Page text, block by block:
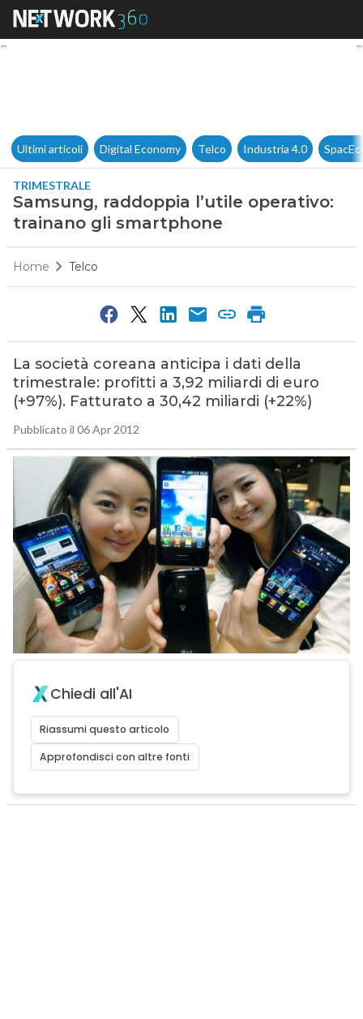
Samsung, raddoppia l’utile
Ultimi articoli Digital Economy Telco Industria 4.0
TRIMESTRALE
Samsung, raddoppia l’utile operativo:
trainano gli smartphone
Home Telco
La società coreana anticipa i dati della
trimestrale: profitti a 3,92 miliardi di euro
(+97%). Fatturato a 30,42 miliardi (+22%)
Pubblicato il 06 Apr 2012
Chiedi all'AI
Riassumi questo articolo
Approfondisci con altre fonti